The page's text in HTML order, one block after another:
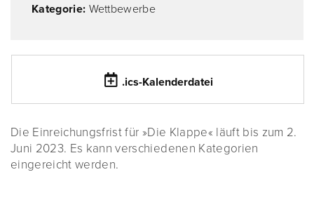
Kategorie: Wettbewerbe
.ics-Kalenderdatei
Die Einreichungsfrist für »Die Klappe« läuft bis zum 2.
Juni 2023. Es kann verschiedenen Kategorien
eingereicht werden.